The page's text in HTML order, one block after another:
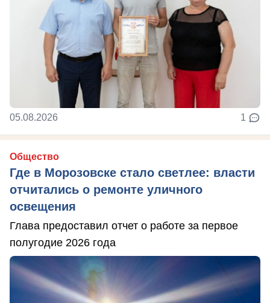
05.08.2026 1
Общество
Где в Морозовске стало светлее: власти
отчитались о ремонте уличного
освещения
Глава предоставил отчет о работе за первое
полугодие 2026 года